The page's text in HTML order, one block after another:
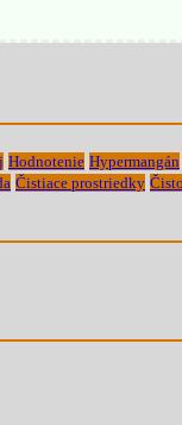
Hodnotenie Hypermangán
Čistiace prostriedky